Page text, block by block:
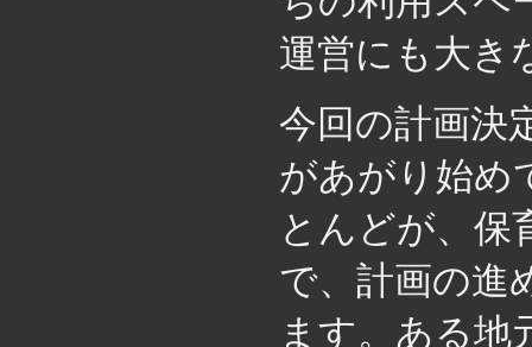
運営にも大き
今回の計画決
があがり始め
とんどが、保
で、計画の進
ます。ある地